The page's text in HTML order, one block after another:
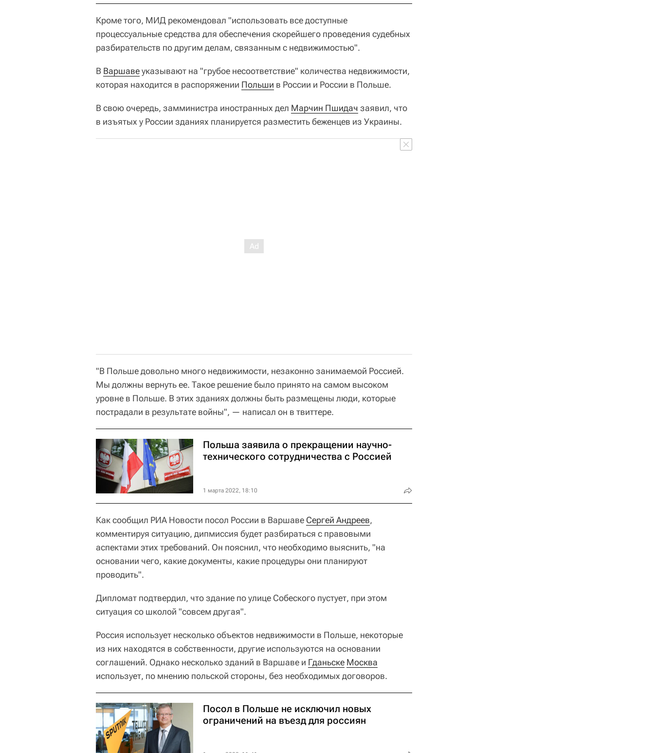
Кроме того, МИД рекомендовал "использовать все доступные
процессуальные средства для обеспечения скорейшего проведения судебных
разбирательств по другим делам, связанным с недвижимостью".
В Варшавеуказывают на "грубое несоответствие" количества недвижимости,
которая находится в распоряжении Польши в России и России в Польше.
В свою очередь, замминистра иностранных дел Марчин Пшидач заявил, что
в изъятых у России зданиях планируется разместить беженцев из Украины.
"В Польше довольно много недвижимости, незаконно занимаемой Россией.
Мы должны вернуть ее. Такое решение было принято на самом высоком
уровне в Польше. В этих зданиях должны быть размещены люди, которые
пострадали в результате войны", — написал он в твиттере.
Польша заявила о прекращении научно-
технического сотрудничества с Россией
1 марта 2022, 18:10
Как сообщил РИА Новости посол России в Варшаве Сергей Андреев,
комментируя ситуацию, дипмиссия будет разбираться с правовыми
аспектами этих требований. Он пояснил, что необходимо выяснить, "на
основании чего, какие документы, какие процедуры они планируют
проводить".
Дипломат подтвердил, что здание по улице Собеского пустует, при этом
ситуация со школой "совсем другая".
Россия использует несколько объектов недвижимости в Польше, некоторые
из них находятся в собственности, другие используются на основании
соглашений. Однако несколько зданий в Варшаве и Гданьске Москва
использует, по мнению польской стороны, без необходимых договоров.
Посол в Польше не исключил новых
ограничений на въезд для россиян